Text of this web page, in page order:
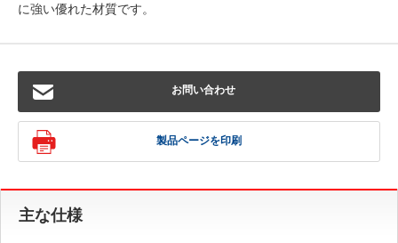
に強い優れた材質です。
お問い合わせ
製品ページを印刷
主な仕様